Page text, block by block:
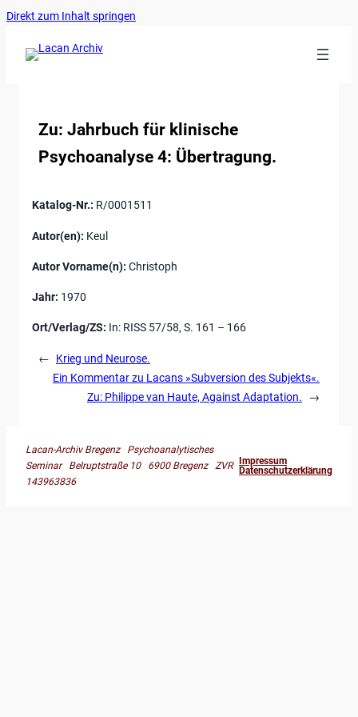
Direkt zum Inhalt springen
Zu: Jahrbuch für klinische
Psychoanalyse 4: Übertragung.
Katalog-Nr.: R/0001511
Autor(en): Keul
Autor Vorname(n): Christoph
Jahr: 1970
Ort/Verlag/ZS: In: RISS 57/58, S. 161 – 166
←
Krieg und Neurose.
Ein Kommentar zu Lacans »Subversion des Subjekts«.
Zu: Philippe van Haute, Against Adaptation.
→
Lacan-Archiv Bregenz Psychoanalytisches
Seminar Belruptstraße 10 6900 Bregenz ZVR
143963836
Impressum
Datenschutzerklärung